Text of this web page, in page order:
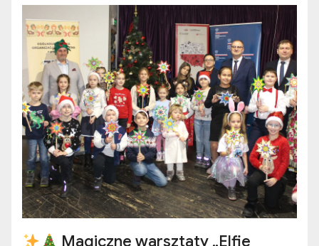
Magiczne warsztaty „Elfie
rękodzieło”
Sty 3, 2026